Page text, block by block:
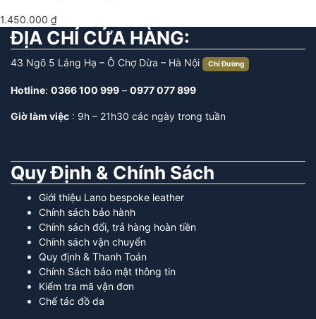
1.450.000 ₫
ĐỊA CHỈ CỬA HÀNG:
43 Ngõ 5 Láng Hạ – Ô Chợ Dừa – Hà Nội Chỉ Đường
Hotline: 0366 100 999 – 0977 077 899
Giờ làm việc : 9h – 21h30 các ngày trong tuần
Quy Định & Chính Sách
Giới thiệu Lano bespoke leather
Chính sách bảo hành
Chính sách đổi, trả hàng hoàn tiền
Chính sách vận chuyển
Quy định & Thanh Toán
Chính Sách bảo mật thông tin
Kiểm tra mã vận đơn
Chế tác đồ da